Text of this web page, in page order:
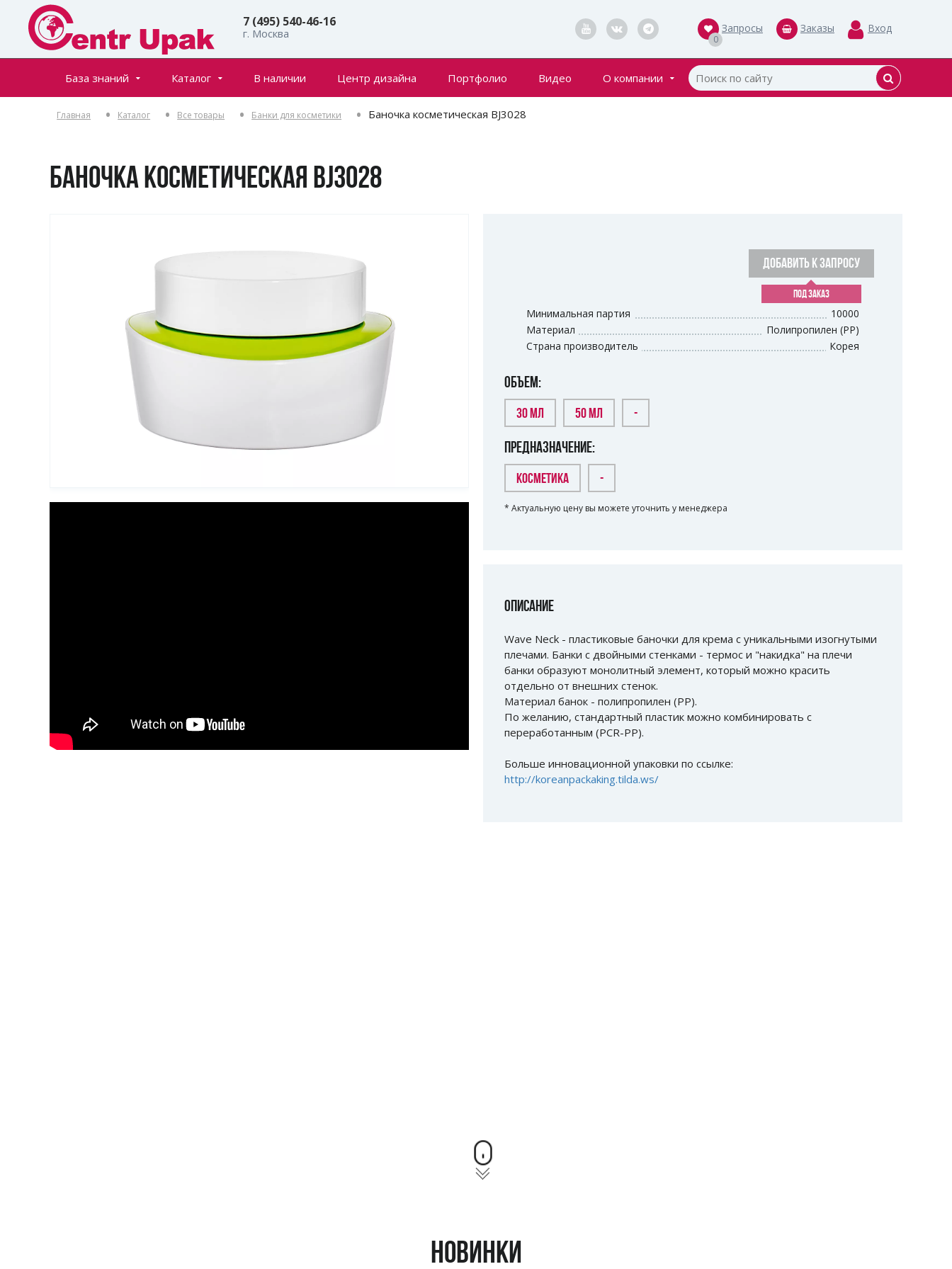
7 (495) 540-46-16
г. Москва 0
Запросы Заказы Вход
База знаний Каталог
Крышки
Триггеры (курковые распылители)
Упаковка для декоративной косметики
Вакуумные диспенсеры
Инновационная упаковка
В наличии Центр дизайна Портфолио Видео О компании
Главная Каталог Все товары Банки для косметики Баночка косметическая BJ3028
БАНОЧКА КОСМЕТИЧЕСКАЯ BJ3028
ДОБАВИТЬ К ЗАПРОСУ
ПОД ЗАКАЗ
Минимальная партия
10000
Материал
Полипропилен (PP)
Страна производитель
Корея
ОБЪЕМ:
30 МЛ 50 МЛ -
ПРЕДНАЗНАЧЕНИЕ:
КОСМЕТИКА -
* Актуальную цену вы можете уточнить у менеджера
ОПИСАНИЕ
Wave Neck - пластиковые баночки для крема с уникальными изогнутыми
плечами. Банки с двойными стенками - термос и "накидка" на плечи
банки образуют монолитный элемент, который можно красить
отдельно от внешних стенок.
Материал банок - полипропилен (РР).
По желанию, стандартный пластик можно комбинировать с
переработанным (PCR-PP).
Больше инновационной упаковки по ссылке:
http://koreanpackaking.tilda.ws/
Новинки